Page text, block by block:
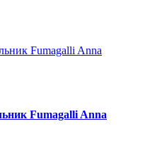
Fumagalli Anna